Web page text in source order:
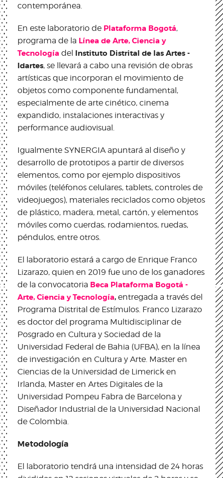
contemporánea.
En este laboratorio de Plataforma Bogotá,
programa de la Línea de Arte, Ciencia y
Tecnología del Instituto Distrital de las Artes -
Idartes, se llevará a cabo una revisión de obras
artísticas que incorporan el movimiento de
objetos como componente fundamental,
especialmente de arte cinético, cinema
expandido, instalaciones interactivas y
performance audiovisual.
Igualmente SYNERGIA apuntará al diseño y
desarrollo de prototipos a partir de diversos
elementos, como por ejemplo dispositivos
móviles (teléfonos celulares, tablets, controles de
videojuegos), materiales reciclados como objetos
de plástico, madera, metal, cartón, y elementos
móviles como cuerdas, rodamientos, ruedas,
péndulos, entre otros.
El laboratorio estará a cargo de Enrique Franco
Lizarazo, quien en 2019 fue uno de los ganadores
de la convocatoria Beca Plataforma Bogotá -
Arte, Ciencia y Tecnología, entregada a través del
Programa Distrital de Estímulos. Franco Lizarazo
es doctor del programa Multidisciplinar de
Posgrado en Cultura y Sociedad de la
Universidad Federal de Bahia (UFBA), en la línea
de investigación en Cultura y Arte. Master en
Ciencias de la Universidad de Limerick en
Irlanda, Master en Artes Digitales de la
Universidad Pompeu Fabra de Barcelona y
Diseñador Industrial de la Universidad Nacional
de Colombia.
Metodología
El laboratorio tendrá una intensidad de 24 horas